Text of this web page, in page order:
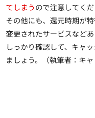
てしまうので注意してくだ
その他にも、還元時期が
変更されたサービスなどあ
しっかり確認して、キャ
ましょう。（執筆者：キ